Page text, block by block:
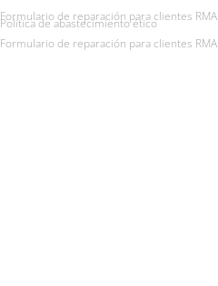
Formulario de reparación para clientes RMA
Formulario de reparación para clientes RMA
Política de abastecimiento ético